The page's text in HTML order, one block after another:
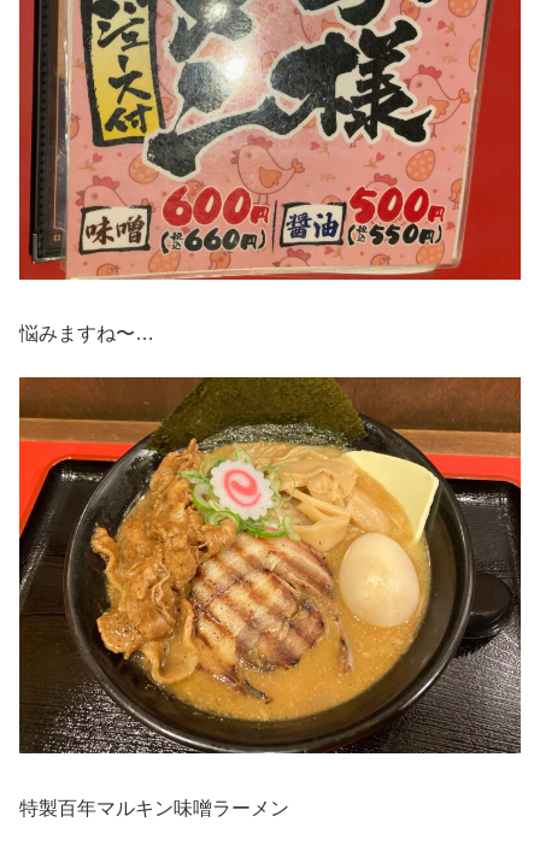
悩みますね〜…
特製百年マルキン味噌ラーメン